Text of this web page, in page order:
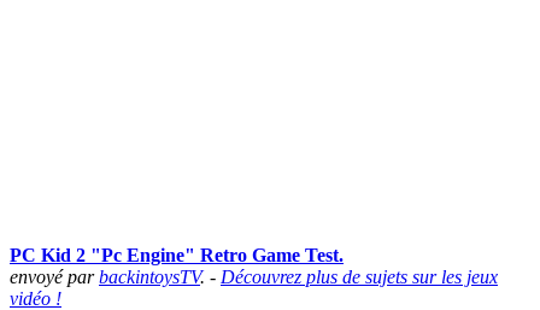
PC Kid 2 "Pc Engine" Retro Game Test.
envoyé parbackintoysTV. - Découvrez plus de sujets sur les jeux
vidéo !